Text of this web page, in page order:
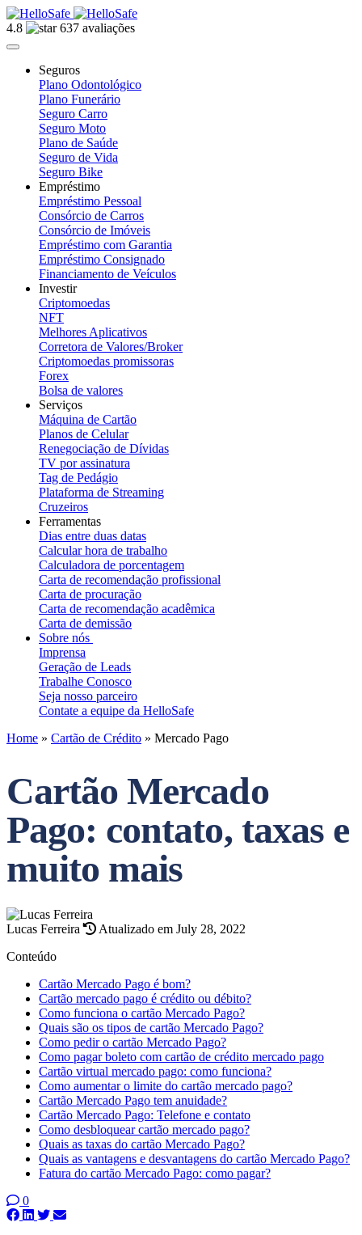
4.8 637 avaliações
Seguros
Plano Odontológico
Plano Funerário
Seguro Carro
Seguro Moto
Plano de Saúde
Seguro de Vida
Seguro Bike
Empréstimo
Empréstimo Pessoal
Consórcio de Carros
Consórcio de Imóveis
Empréstimo com Garantia
Empréstimo Consignado
Financiamento de Veículos
Investir
Criptomoedas
NFT
Melhores Aplicativos
Corretora de Valores/Broker
Criptomoedas promissoras
Forex
Bolsa de valores
Serviços
Máquina de Cartão
Planos de Celular
Renegociação de Dívidas
TV por assinatura
Tag de Pedágio
Plataforma de Streaming
Cruzeiros
Ferramentas
Dias entre duas datas
Calcular hora de trabalho
Calculadora de porcentagem
Carta de recomendação profissional
Carta de procuração
Carta de recomendação acadêmica
Carta de demissão
Sobre nós
Imprensa
Geração de Leads
Trabalhe Conosco
Seja nosso parceiro
Contate a equipe da HelloSafe
Home » Cartão de Crédito » Mercado Pago
Cartão Mercado
Pago: contato, taxas e
muito mais
Lucas Ferreira
Atualizado em July 28, 2022
Conteúdo
Cartão Mercado Pago é bom?
Cartão mercado pago é crédito ou débito?
Como funciona o cartão Mercado Pago?
Quais são os tipos de cartão Mercado Pago?
Como pedir o cartão Mercado Pago?
Como pagar boleto com cartão de crédito mercado pago
Cartão virtual mercado pago: como funciona?
Como aumentar o limite do cartão mercado pago?
Cartão Mercado Pago tem anuidade?
Cartão Mercado Pago: Telefone e contato
Como desbloquear cartão mercado pago?
Quais as taxas do cartão Mercado Pago?
Quais as vantagens e desvantagens do cartão Mercado Pago?
Fatura do cartão Mercado Pago: como pagar?
0